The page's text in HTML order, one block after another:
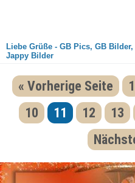
Liebe Grüße - GB Pics, GB
Jappy Bilder
« Vorherige Seite 1
10
11 12 13